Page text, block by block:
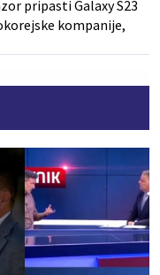
pripasti Galaxy S23
kompanije,